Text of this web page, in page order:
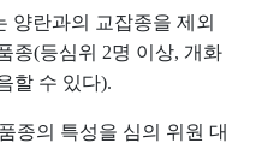
양란과의 교잡종을 제외
종(등심위 2명 이상, 개화
할 수 있다).
종의 특성을 심의 위원 대